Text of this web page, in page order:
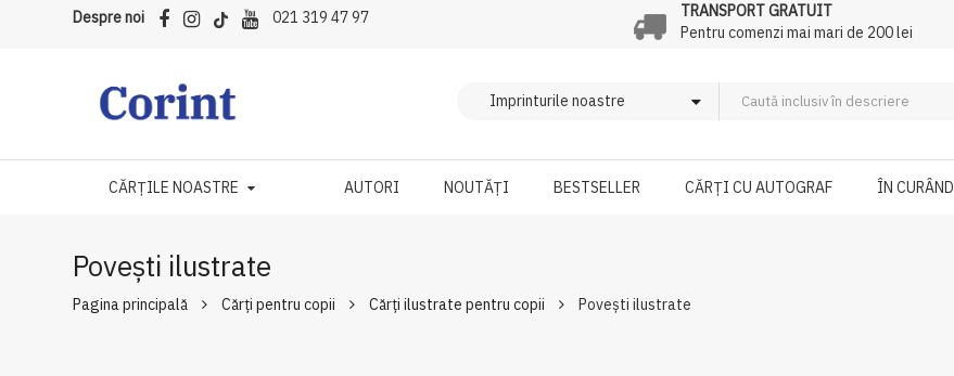
Despre noi 021 319 47 97
TRANSPORT GRATUIT
Pentru comenzi mai mari de 200 lei
CĂRȚILE NOASTRE AUTORI NOUTĂȚI BESTSELLER CĂRȚI CU AUTOGRAF ÎN CURÂND
Povești ilustrate
Pagina principală Cărți pentru copii Cărți ilustrate pentru copii Povești ilustrate